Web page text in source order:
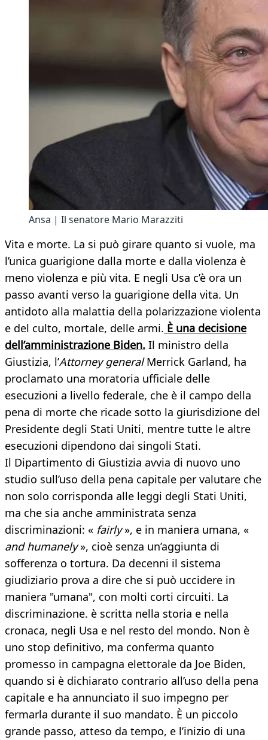
Ansa | Il senatore Mario Marazziti
Vita e morte. La si può girare quanto si vuole, ma
l’unica guarigione dalla morte e dalla violenza è
meno violenza e più vita. E negli Usa c’è ora un
passo avanti verso la guarigione della vita. Un
antidoto alla malattia della polarizzazione violenta
e del culto, mortale, delle armi. È una decisione
dell’amministrazione Biden. Il ministro della
Giustizia, l’Attorney generalMerrick Garland, ha
proclamato una moratoria ufficiale delle
esecuzioni a livello federale, che è il campo della
pena di morte che ricade sotto la giurisdizione del
Presidente degli Stati Uniti, mentre tutte le altre
esecuzioni dipendono dai singoli Stati.
Il Dipartimento di Giustizia avvia di nuovo uno
studio sull’uso della pena capitale per valutare che
non solo corrisponda alle leggi degli Stati Uniti,
ma che sia anche amministrata senza
discriminazioni: « fairly», e in maniera umana, «
and humanely», cioè senza un’aggiunta di
sofferenza o tortura. Da decenni il sistema
giudiziario prova a dire che si può uccidere in
maniera "umana", con molti corti circuiti. La
discriminazione. è scritta nella storia e nella
cronaca, negli Usa e nel resto del mondo. Non è
uno stop definitivo, ma conferma quanto
promesso in campagna elettorale da Joe Biden,
quando si è dichiarato contrario all’uso della pena
capitale e ha annunciato il suo impegno per
fermarla durante il suo mandato. È un piccolo
grande passo, atteso da tempo, e l’inizio di una